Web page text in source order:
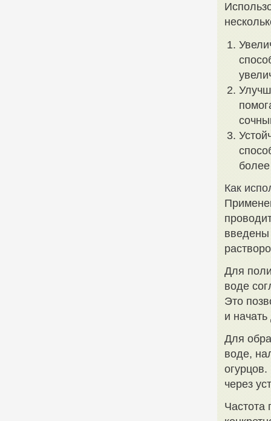
Как
введены
Для
воде
Это
и начать
Для
воде,
через
Частота